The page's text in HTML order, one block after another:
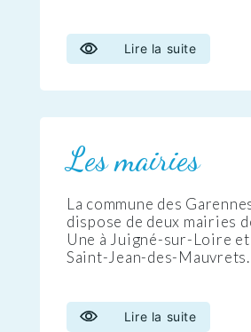
Lire la suite
Les mairies
La commune des
dispose de deux mairies
Une à Juigné-sur-Loire et
Saint-Jean-des-Mauvrets.
Lire la suite